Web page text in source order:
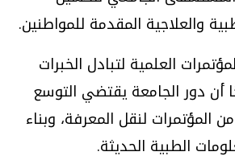
والعلاجية المقدمة للمواطنين.
العلمية لتبادل الخبرات
أن دور الجامعة يقتضي التوسع
المؤتمرات لنقل المعرفة، وبناء
الطبية الحديثة.